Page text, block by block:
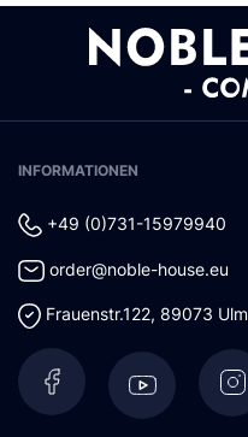
INFORMATIONEN
+49 (0)731-15979940
order@noble-house.eu
Frauenstr.122, 89073 Ulm